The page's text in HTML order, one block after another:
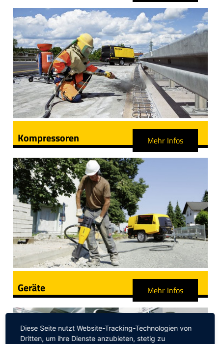
Mehr Infos
Kompressoren
Mehr Infos
Geräte
Diese Seite nutzt Website-Tracking-Technologien von
Dritten, um ihre Dienste anzubieten, stetig zu